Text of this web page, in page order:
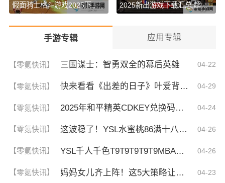
假面骑士格斗游戏2025下载,含优质游戏大全 2025新出游戏下载汇总,超全分享
手游专辑 应用专辑
【零氪快讯】 三国谋士：智勇双全的幕后英雄 04-22
【零氪快讯】 快来看看《出差的日子》叶爱背后的深刻故事！竟然让人泪崩的原因 04-29
【零氪快讯】 2025年和平精英CDKEY兑换码领取方法及使用技巧 04-24
【零氪快讯】 这波稳了！YSL水蜜桃86满十八和88区别，背后暗藏的秘密你知道吗？ 04-26
【零氪快讯】 YSL千人千色T9T9T9T9T9MBA！揭秘背后的设计秘密，难怪网友都在疯传！ 04-26
【零氪快讯】 妈妈女儿齐上阵！这5大策略让你们关系更亲密，感情升温不可挡！ 04-23